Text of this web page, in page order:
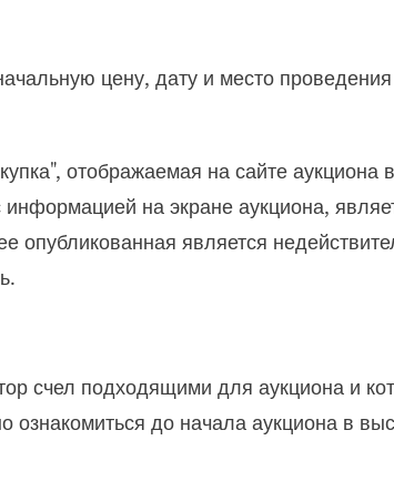
цену, дату и место
отображаемая на сайте аукциона
на экране аукциона,
является
счел подходящими для аукциона и
до начала аукциона в